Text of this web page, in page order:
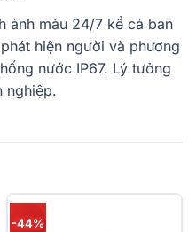
ảnh màu 24/7 kể cả ban
hiện người và phương
nước IP67. Lý tưởng
nghiệp.
-44%